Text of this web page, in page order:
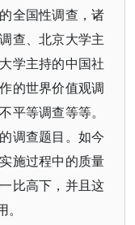
全国性调查，诸
查、北京大学主
学主持的中国社
的世界价值观调
平等调查等等。
调查题目。如今
施过程中的质量
比高下，并且这